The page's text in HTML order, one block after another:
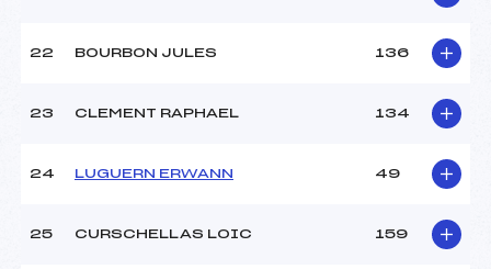
22 BOURBON JULES 136
23 CLEMENT RAPHAEL 134
24 LUGUERN ERWANN 49
25 CURSCHELLAS LOIC 159